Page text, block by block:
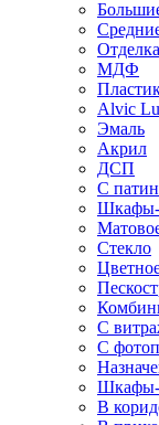
МДФ
Alvic
Эмаль
Акрил
ДСП
С
Шкафы-
Стекло
С
С
Шкафы-
В